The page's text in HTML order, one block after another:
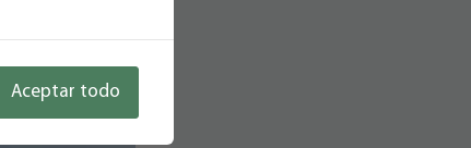
Aceptar todo